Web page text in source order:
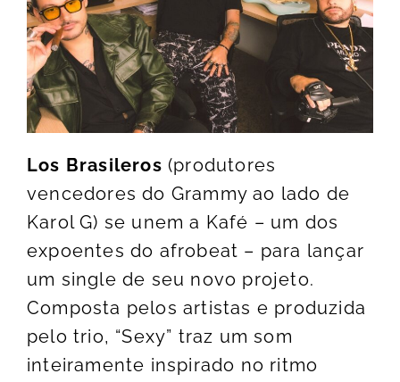
Los Brasileros (produtores
vencedores do Grammy ao lado de
Karol G) se unem a Kafé – um dos
expoentes do afrobeat – para lançar
um single de seu novo projeto.
Composta pelos artistas e produzida
pelo trio, “Sexy” traz um som
inteiramente inspirado no ritmo